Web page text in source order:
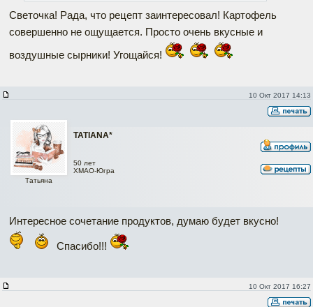
Светочка! Рада, что рецепт заинтересовал! Картофель
совершенно не ощущается. Просто очень вкусные и
воздушные сырники! Угощайся!
10 Окт 2017 14:13
TATIANA*
Татьяна
50 лет
ХМАО-Югра
Интересное сочетание продуктов, думаю будет вкусно!
Спасибо!!!
10 Окт 2017 16:27